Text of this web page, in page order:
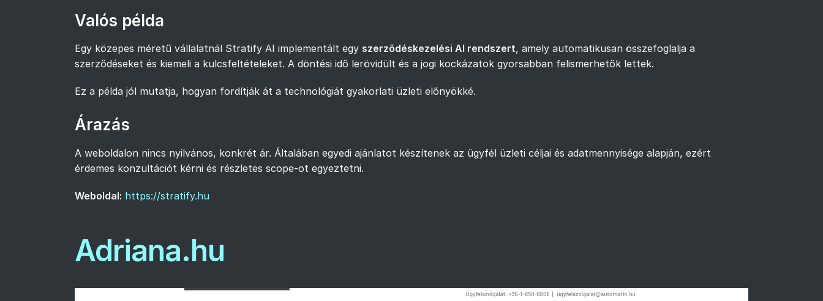
Valós példa
Egy közepes méretű vállalatnál Stratify AI implementált egy szerződéskezelési AI rendszert, amely automatikusan összefoglalja a
szerződéseket és kiemeli a kulcsfeltételeket. A döntési idő lerövidült és a jogi kockázatok gyorsabban felismerhetők lettek.
Ez a példa jól mutatja, hogyan fordítják át a technológiát gyakorlati üzleti előnyökké.
Árazás
A weboldalon nincs nyilvános, konkrét ár. Általában egyedi ajánlatot készítenek az ügyfél üzleti céljai és adatmennyisége alapján, ezért
érdemes konzultációt kérni és részletes scope-ot egyeztetni.
Weboldal: https://stratify.hu
Adriana.hu